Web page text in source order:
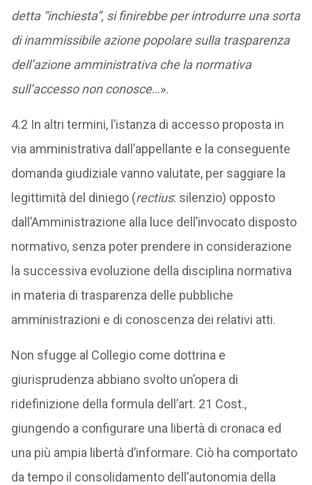
detta “inchiesta”, si finirebbe per introdurre una sorta
di inammissibile azione popolare sulla trasparenza
dell’azione amministrativa che la normativa
sull’accesso non conosce…».
4.2 In altri termini, l’istanza di accesso proposta in
via amministrativa dall’appellante e la conseguente
domanda giudiziale vanno valutate, per saggiare la
legittimità del diniego (rectius: silenzio) opposto
dall’Amministrazione alla luce dell’invocato disposto
normativo, senza poter prendere in considerazione
la successiva evoluzione della disciplina normativa
in materia di trasparenza delle pubbliche
amministrazioni e di conoscenza dei relativi atti.
Non sfugge al Collegio come dottrina e
giurisprudenza abbiano svolto un’opera di
ridefinizione della formula dell’art. 21 Cost.,
giungendo a configurare una libertà di cronaca ed
una più ampia libertà d’informare. Ciò ha comportato
da tempo il consolidamento dell’autonomia della